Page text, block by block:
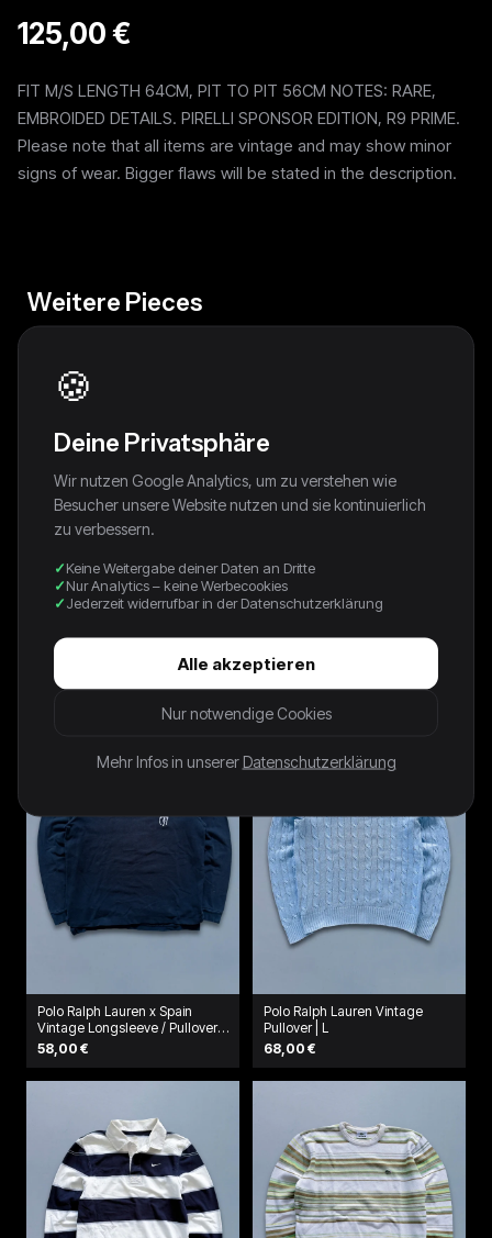
125,00 €
FIT M/S LENGTH 64CM, PIT TO PIT 56CM NOTES: RARE,
EMBROIDED DETAILS. PIRELLI SPONSOR EDITION, R9 PRIME.
Please note that all items are vintage and may show minor
signs of wear. Bigger flaws will be stated in the description.
Weitere Pieces
Vintage Lacoste Y2K
39,99 €
Lacoste Vintage Pullover | M
58,00 €
Polo Ralph Lauren x Spain
Vintage Longsleeve / Pullover
| M
58,00 €
Polo Ralph Lauren Vintage
Pullover | L
68,00 €
🍪
Deine Privatsphäre
Wir nutzen Google Analytics, um zu verstehen wie
Besucher unsere Website nutzen und sie kontinuierlich
zu verbessern.
Keine Weitergabe deiner Daten an Dritte
Nur Analytics – keine Werbecookies
Jederzeit widerrufbar in der Datenschutzerklärung
Alle akzeptieren
Nur notwendige Cookies
Mehr Infos in unserer Datenschutzerklärung